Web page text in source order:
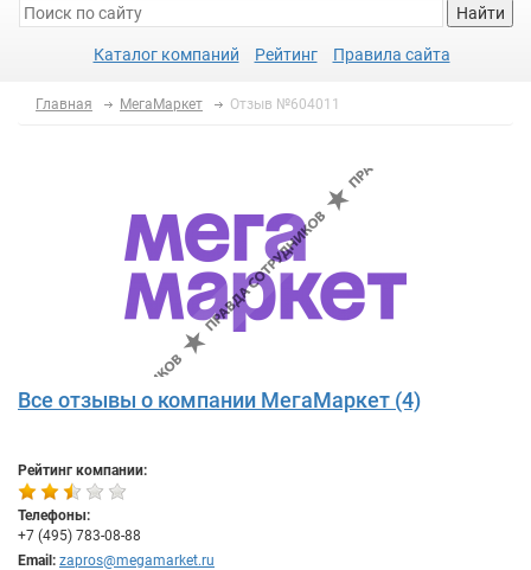
Найти
Каталог компаний Рейтинг Правила сайта
Главная МегаМаркет Отзыв №604011
Все отзывы о компании МегаМаркет (4)
Рейтинг компании:
Телефоны:
+7 (495) 783-08-88
Email: zapros@megamarket.ru